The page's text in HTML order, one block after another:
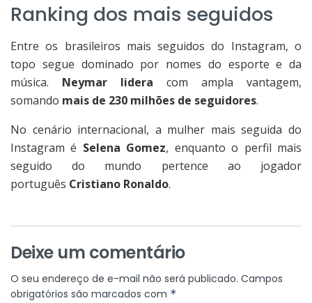
Ranking dos mais seguidos
Entre os brasileiros mais seguidos do Instagram, o
topo segue dominado por nomes do esporte e da
música. Neymar lidera com ampla vantagem,
somando mais de 230 milhões de seguidores.
No cenário internacional, a mulher mais seguida do
Instagram é Selena Gomez, enquanto o perfil mais
seguido do mundo pertence ao jogador
português Cristiano Ronaldo.
Deixe um comentário
O seu endereço de e-mail não será publicado. Campos
obrigatórios são marcados com *